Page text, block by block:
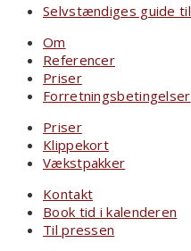
Selvstændiges guide
Om
Referencer
Priser
Forretningsbetingelser
Priser
Klippekort
Vækstpakker
Kontakt
Book tid i kalenderen
Til pressen